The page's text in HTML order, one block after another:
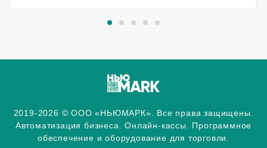
2019-2026 © ООО «НЬЮМАРК». Все права защищены.
Автоматизация бизнеса. Онлайн-кассы. Программное
обеспечение и оборудование для торговли.